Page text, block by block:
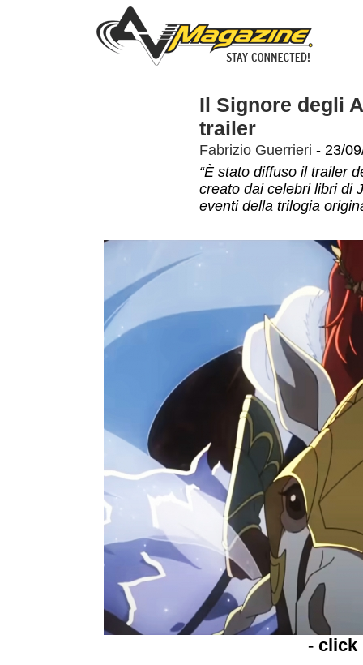
Il Signore degli
trailer
Fabrizio Guerrieri - 23/
“È stato diffuso il trailer
creato dai celebri libri di
eventi della trilogia
- click